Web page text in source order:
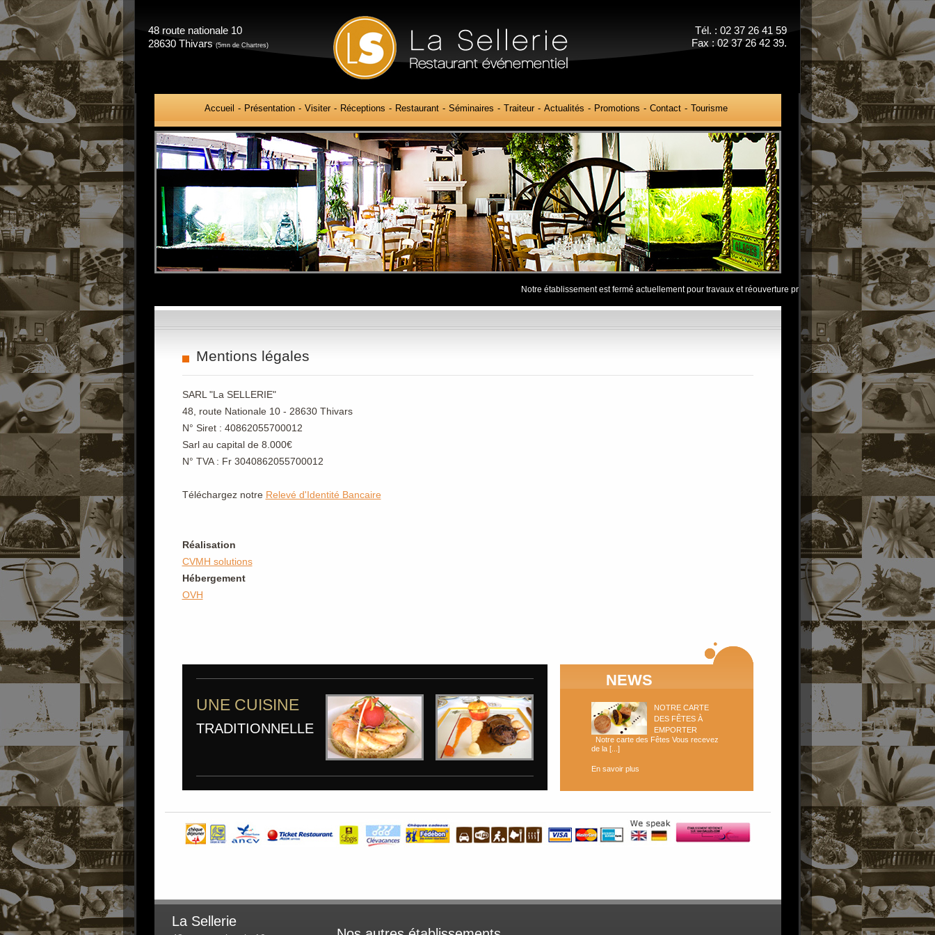
48 route nationale 10
28630 Thivars(5mn de Chartres)
Tél. : 02 37 26 41 59
Fax : 02 37 26 42 39.
au
contenu
principal
Accueil Présentation Visiter Réceptions Restaurant Séminaires Traiteur Actualités Promotions Contact Tourisme
Notre établissement est fermé actuellement pour travaux et réouverture prévu courant octobre à bientôt .................
Mentions légales
SARL "La SELLERIE"
48, route Nationale 10 - 28630 Thivars
N° Siret : 40862055700012
Sarl au capital de 8.000€
N° TVA : Fr 3040862055700012
Téléchargez notre Relevé d'Identité Bancaire
Réalisation
CVMH solutions
Hébergement
OVH
UNE CUISINE
TRADITIONNELLE
NEWS
NOTRE CARTE
DES FÊTES À
EMPORTER
Notre carte des Fêtes Vous recevez
de la [...]
En savoir plus
La Sellerie